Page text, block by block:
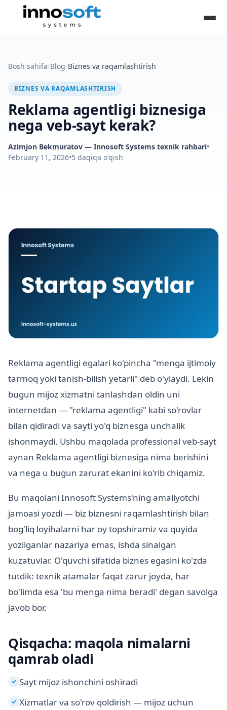
Bosh sahifa/Blog/Biznes va raqamlashtirish
BIZNES VA RAQAMLASHTIRISH
Reklama agentligi biznesiga
nega veb-sayt kerak?
Azimjon Bekmuratov — Innosoft Systems texnik rahbari•
February 11, 2026•5 daqiqa o'qish
Reklama agentligi egalari ko'pincha "menga ijtimoiy
tarmoq yoki tanish-bilish yetarli" deb o'ylaydi. Lekin
bugun mijoz xizmatni tanlashdan oldin uni
internetdan — "reklama agentligi" kabi so'rovlar
bilan qidiradi va sayti yo'q biznesga unchalik
ishonmaydi. Ushbu maqolada professional veb-sayt
aynan Reklama agentligi biznesiga nima berishini
va nega u bugun zarurat ekanini ko'rib chiqamiz.
Bu maqolani Innosoft Systems'ning amaliyotchi
jamoasi yozdi — biz biznesni raqamlashtirish bilan
bog'liq loyihalarni har oy topshiramiz va quyida
yozilganlar nazariya emas, ishda sinalgan
kuzatuvlar. O'quvchi sifatida biznes egasini ko'zda
tutdik: texnik atamalar faqat zarur joyda, har
bo'limda esa 'bu menga nima beradi' degan savolga
javob bor.
Qisqacha: maqola nimalarni
qamrab oladi
✓ Sayt mijoz ishonchini oshiradi
✓ Xizmatlar va so'rov qoldirish — mijoz uchun